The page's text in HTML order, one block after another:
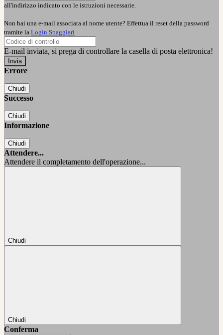
all'indirizzo indicato con le istruzioni necessarie.
Non hai una e-mail associata al nome utente? Effettua il reset della password
tramite la Login Spaggiari
E-mail inviata, si prega di controllare la casella di posta elettronica!
Errore
Chiudi
Successo
Chiudi
Informazione
Chiudi
Attendere...
Attendere il completamento dell'operazione...
Chiudi
Chiudi
Conferma